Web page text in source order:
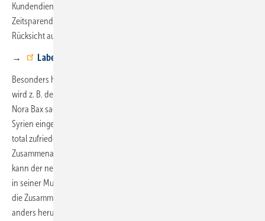
Kundendienstberichte oder langer Korrekturschleifen im Büro.
Zeitsparend können nun sogar Texte mit Abkürzungen und ohne
Rücksicht auf Fehler aufgenommen und per KI angepasst werden.
→ Label Software und KI
Besonders hervorzuheben ist die
wird z. B. der
Nora Bax sagt: „Einer unserer Kunden hat gerade einen Monteur aus
Syrien eingestellt, der noch kaum Deutsch spricht. Handwerklich ist er
total zufrieden mit seiner Arbeit, nur die Sprachbarriere macht die
Zusammenarbeit kompliziert. Durch die neue Übersetzungsfunktion
kann der neue Kollege nun Anmerkungen oder Berichte für das Büro
in seiner Muttersprache verfassen, diese werden sofort übersetzt und
die Zusammenarbeit enorm vereinfacht. Das geht natürlich auch
anders herum: Er kann das To-do auch in seiner Muttersprache